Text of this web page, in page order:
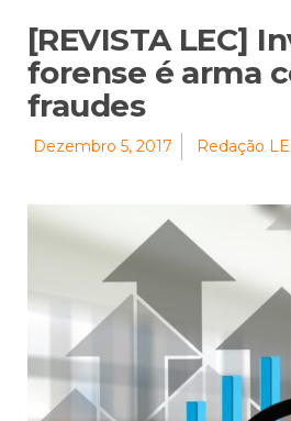
[REVISTA LEC]
forense é arma
fraudes
Dezembro 5, 2017 Redação